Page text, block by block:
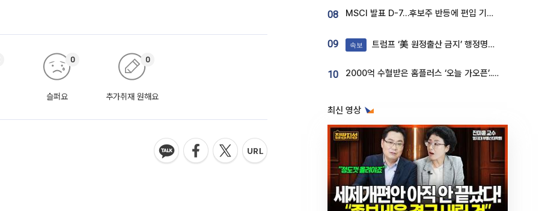
슬퍼요
0
추가취재 원해요
0
08 MSCI 발표 D-7…후보주 반등에 편입 기대 재점화
09 속보 트럼프 ‘美 원정출산 금지’ 행정명령 서명
10 2000억 수혈받은 홈플러스 ‘오늘 가오픈’...13일 정식 개장 시험대
최신 영상